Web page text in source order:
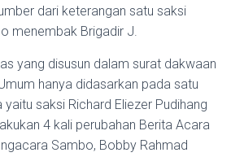
dari keterangan satu saksi
menembak Brigadir J.
yang disusun dalam surat dakwaan
hanya didasarkan pada satu
saksi Richard Eliezer Pudihang
4 kali perubahan Berita Acara
Sambo, Bobby Rahmad